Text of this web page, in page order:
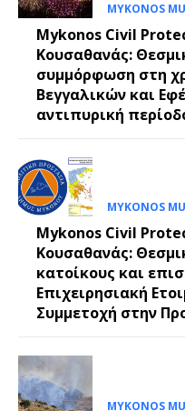
MYKONOS
Mykonos Civil
Κουσαθανάς:
συμμόρφωση στη
Βεγγαλικών και
αντιπυρική
MYKONOS
Mykonos Civil
Κουσαθανάς:
κατοίκους και
Επιχειρησιακή
Συμμετοχή στην
MYKONOS